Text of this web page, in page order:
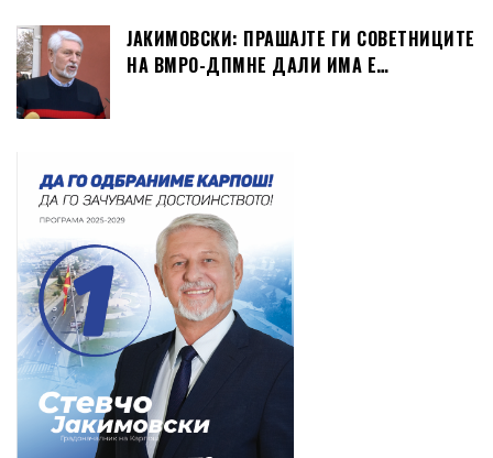
ЈАКИМОВСКИ: ПРАШАЈТЕ ГИ СОВЕТНИЦИТЕ
НА ВМРО-ДПМНЕ ДАЛИ ИМА Е…